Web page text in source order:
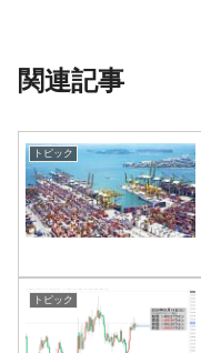
関連記事
トピック
トピック